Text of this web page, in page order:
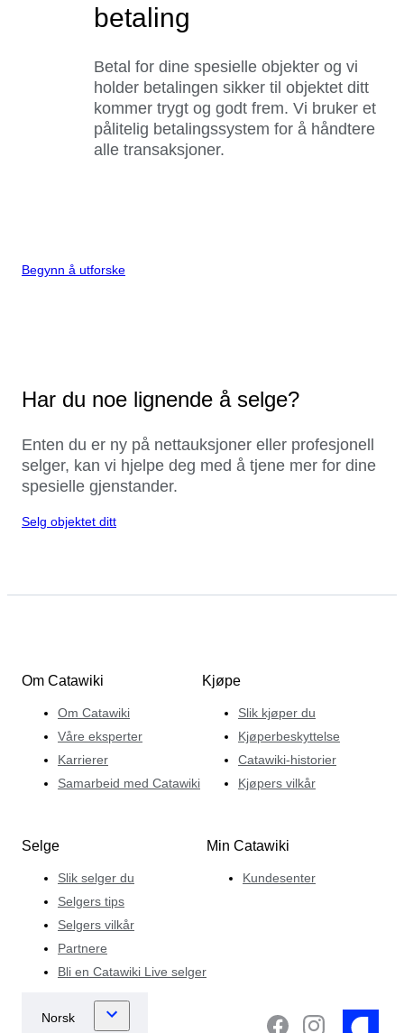
betaling
Betal for dine spesielle objekter og vi
holder betalingen sikker til objektet ditt
kommer trygt og godt frem. Vi bruker et
pålitelig betalingssystem for å håndtere
alle transaksjoner.
Begynn å utforske
Har du noe lignende å selge?
Enten du er ny på nettauksjoner eller profesjonell
selger, kan vi hjelpe deg med å tjene mer for dine
spesielle gjenstander.
Selg objektet ditt
Om Catawiki
Om Catawiki
Våre eksperter
Karrierer
Samarbeid med Catawiki
Kjøpe
Slik kjøper du
Kjøperbeskyttelse
Catawiki-historier
Kjøpers vilkår
Selge
Slik selger du
Selgers tips
Selgers vilkår
Partnere
Bli en Catawiki Live selger
Min Catawiki
Kundesenter